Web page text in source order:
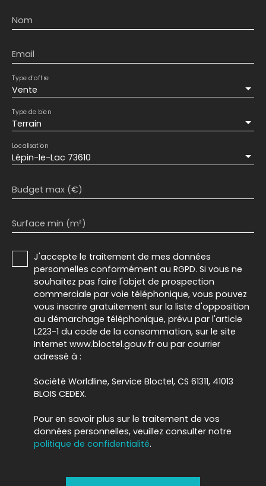
Nom
Email
Vente
Type d'offre
Terrain
Type de bien
Lépin-le-Lac 73610
Localisation
Budget max (€)
Surface min (m²)
J'accepte le traitement de mes données
personnelles conformément au RGPD. Si vous ne
souhaitez pas faire l'objet de prospection
commerciale par voie téléphonique, vous pouvez
vous inscrire gratuitement sur la liste d'opposition
au démarchage téléphonique, prévu par l'article
L223-1 du code de la consommation, sur le site
Internet www.bloctel.gouv.fr ou par courrier
adressé à :
Société Worldline, Service Bloctel, CS 61311, 41013
BLOIS CEDEX.
Pour en savoir plus sur le traitement de vos
données personnelles, veuillez consulter notre
politique de confidentialité.